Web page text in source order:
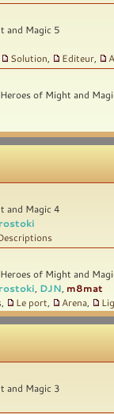
and Magic 5
Solution Editeur
of Might and
and Magic 4
of Might and
DJN m8mat
Le port Arena
and Magic 3